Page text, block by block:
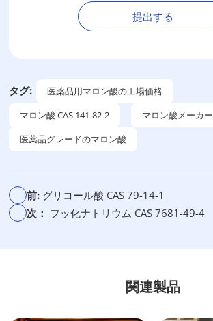
提出する
タグ:
医薬品用マロン酸の工場価格
マロン酸 CAS 141-82-2
マロン酸メーカー
医薬品グレードのマロン酸
前: グリコール酸 CAS 79-14-1
次： フッ化ナトリウム CAS 7681-49-4
関連製品